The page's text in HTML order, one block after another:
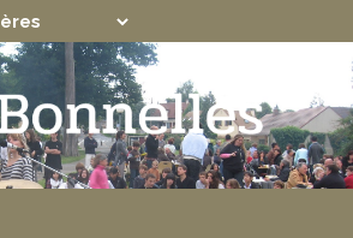
Translate